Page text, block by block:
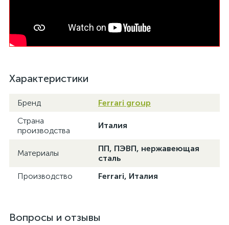
Характеристики
Бренд
Ferrari group
Страна
производства
Италия
Материалы
ПП, ПЭВП, нержавеющая
сталь
Производство
Ferrari, Италия
Вопросы и отзывы